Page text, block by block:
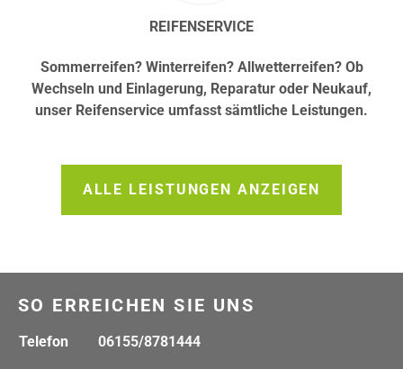
REIFENSERVICE
Sommerreifen? Winterreifen? Allwetterreifen? Ob
Wechseln und Einlagerung, Reparatur oder Neukauf,
unser Reifenservice umfasst sämtliche Leistungen.
ALLE LEISTUNGEN ANZEIGEN
SO ERREICHEN SIE UNS
Telefon 06155/8781444